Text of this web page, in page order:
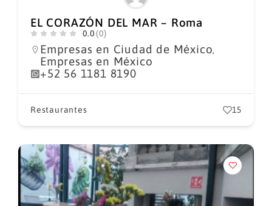
EL CORAZÓN DEL MAR – Roma
0.0 (0)
Empresas en Ciudad de México,
Empresas en México
+52 56 1181 8190
Restaurantes 15